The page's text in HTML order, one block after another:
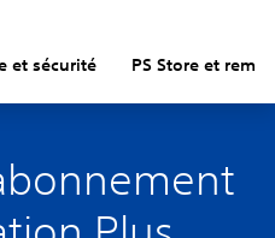
et sécurité PS Store et